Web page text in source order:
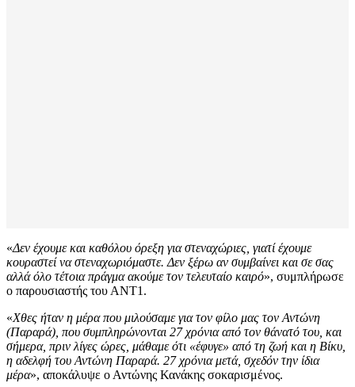
«Δεν έχουμε και καθόλου όρεξη για στεναχώριες, γιατί έχουμε
κουραστεί να στεναχωριόμαστε. Δεν ξέρω αν συμβαίνει και σε σας
αλλά όλο τέτοια πράγμα ακούμε τον τελευταίο καιρό», συμπλήρωσε
ο παρουσιαστής του ΑΝΤ1.
«Χθες ήταν η μέρα που μιλούσαμε για τον φίλο μας τον Αντώνη
(Παραρά), που συμπληρώνονται 27 χρόνια από τον θάνατό του, και
σήμερα, πριν λίγες ώρες, μάθαμε ότι «έφυγε» από τη ζωή και η Βίκυ,
η αδελφή του Αντώνη Παραρά. 27 χρόνια μετά, σχεδόν την ίδια
μέρα», αποκάλυψε ο Αντώνης Κανάκης σοκαρισμένος.